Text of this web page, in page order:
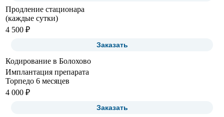
Продление стационара
(каждые сутки)
4 500 ₽
Заказать
Кодирование в Болохово
Имплантация препарата
Торпедо 6 месяцев
4 000 ₽
Заказать